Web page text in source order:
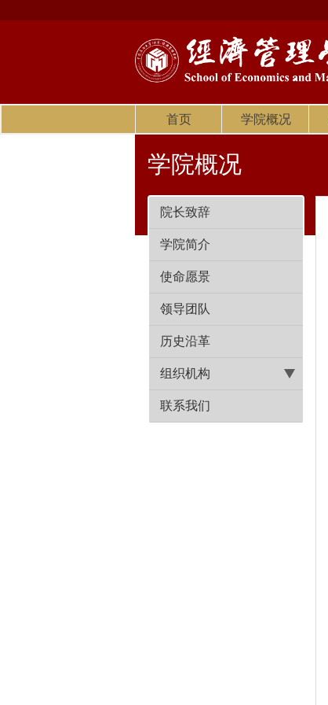
首页 学院概况
学院概况
院长致辞
学院简介
使命愿景
领导团队
历史沿革
组织机构
联系我们